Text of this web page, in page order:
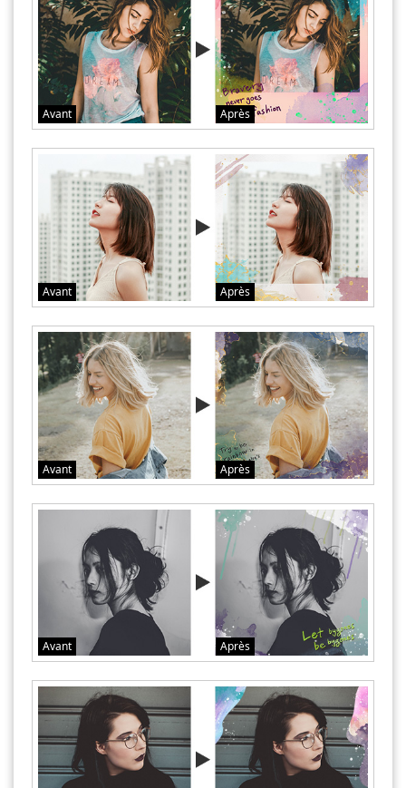
Avant Après
Avant Après
Avant Après
Avant Après